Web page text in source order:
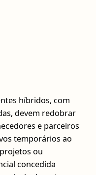
híbridos, com
devem redobrar
e parceiros
temporários ao
ou
concedida